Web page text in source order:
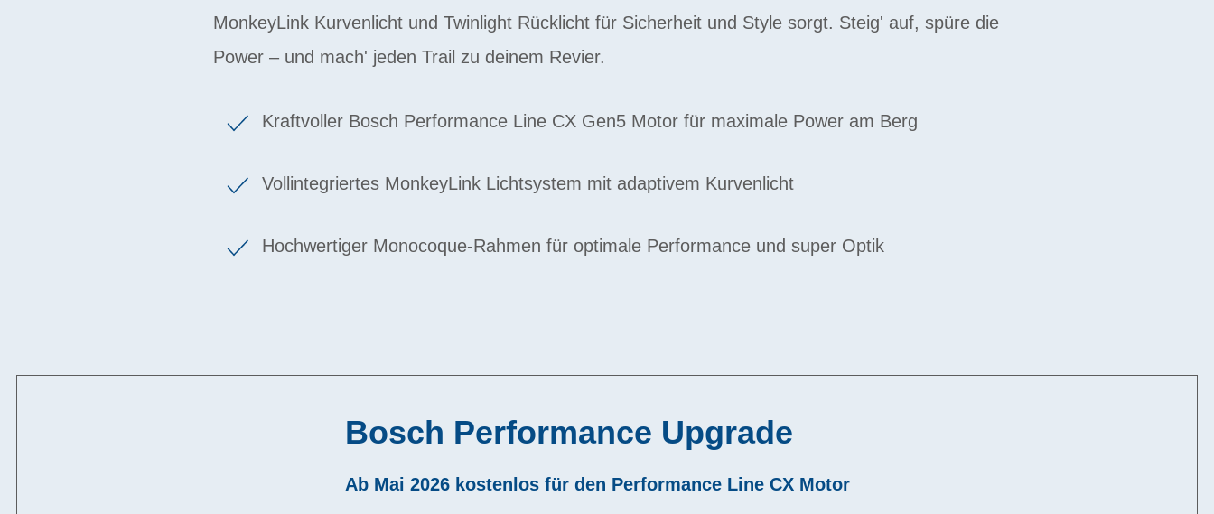
MonkeyLink Kurvenlicht und Twinlight Rücklicht für Sicherheit und Style sorgt. Steig' auf, spüre die
Power – und mach' jeden Trail zu deinem Revier.
Kraftvoller Bosch Performance Line CX Gen5 Motor für maximale Power am Berg
Vollintegriertes MonkeyLink Lichtsystem mit adaptivem Kurvenlicht
Hochwertiger Monocoque-Rahmen für optimale Performance und super Optik
Bosch Performance Upgrade
Ab Mai 2026 kostenlos für den Performance Line CX Motor